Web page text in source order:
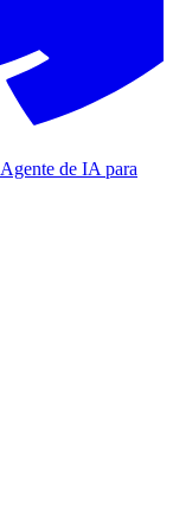
Agente de IA para